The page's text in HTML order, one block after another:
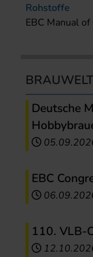
Rohstoffe
EBC Manual
Deutsche
EBC
110. VLB-